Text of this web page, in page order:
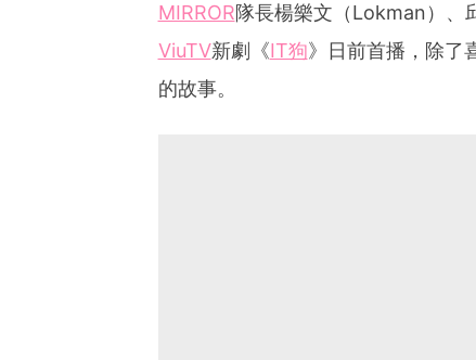
MIRROR隊長楊樂文（Lokman）、
ViuTV新劇《IT狗》日前首播，除了
的故事。